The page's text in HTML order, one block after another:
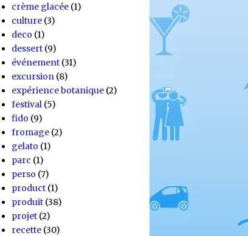
crème glacée (1)
culture (3)
deco (1)
dessert (9)
événement (31)
excursion (8)
expérience botanique (2)
festival (5)
fido (9)
fromage (2)
gelato (1)
parc (1)
perso (7)
product (1)
produit (38)
projet (2)
recette (30)